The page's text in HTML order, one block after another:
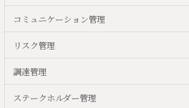
コミュニケーション管理
リスク管理
調達管理
ステークホルダー管理